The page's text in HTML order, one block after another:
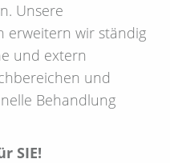
Unsere
erweitern wir ständig
und extern
und
Behandlung
SIE!